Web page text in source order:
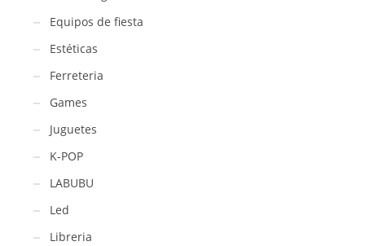
Equipos de fiesta
Estéticas
Ferreteria
Games
Juguetes
K-POP
LABUBU
Led
Libreria